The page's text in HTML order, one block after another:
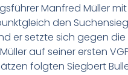
Manfred Müller
den
er setzte sich gegen
auf seiner ersten
folgten Siegbert